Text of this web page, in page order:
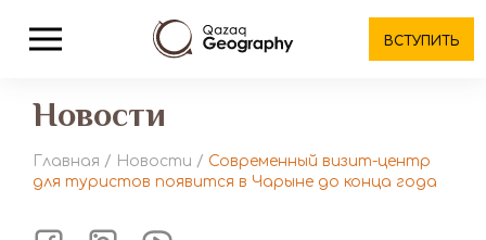
ВСТУПИТЬ
Новости
Главная / Новости / Современный визит-центр
для туристов появится в Чарыне до конца года